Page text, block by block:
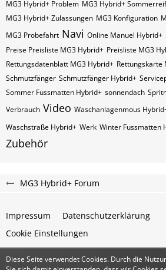
MG3 Hybrid+ Problem MG3 Hybrid+
MG3 Hybrid+ Zulassungen MG3 Konfiguration
MG3 Probefahrt Navi Online Manuel Hybrid+
Preise Preisliste MG3 Hybrid+ Preisliste MG3
Rettungsdatenblatt MG3 Hybrid+ Rettungskarte
Schmutzfänger Schmutzfänger Hybrid+
Sommer Fussmatten Hybrid+ sonnendach
Verbrauch Video Waschanlagenmous
Waschstraße Hybrid+ Werk Winter Fussmatten
Zubehör
MG3 Hybrid+ Forum
Impressum
Datenschutzerklärung
Cookie Einstellungen
Community-Software:
Diese Seite verwendet Cookies. Durch die